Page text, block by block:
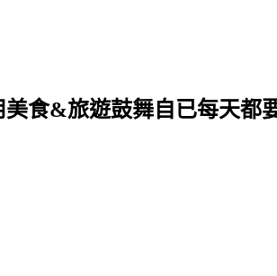
食&旅遊鼓舞自已每天都